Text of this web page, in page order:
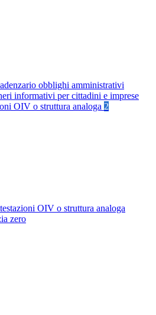
obblighi amministrativi
informativi per cittadini e imprese
OIV o struttura analoga 2
OIV o struttura analoga
zero